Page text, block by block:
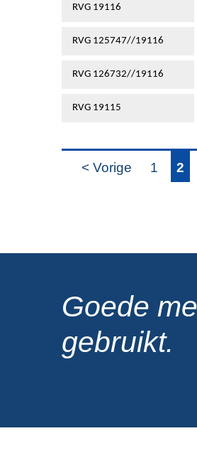
RVG 19116
RVG 125747//19116
RVG 126732//19116
RVG 19115
< Vorige 1 2
Goede
gebruikt.